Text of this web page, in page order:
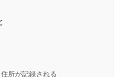
所が記録される